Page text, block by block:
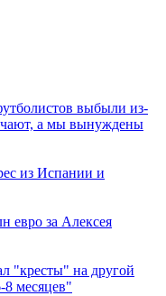
выбыли из-
а мы вынуждены
из Испании и
евро за Алексея
"кресты" на другой
8 месяцев"